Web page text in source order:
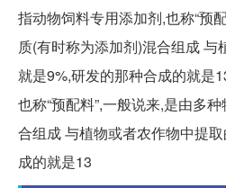
指动物饲料专用添加剂,也称“预
质(有时称为添加剂)混合组成 与
就是9%,研发的那种合成的就是
也称“预配料”,一般说来,是由多
合组成 与植物或者农作物中提
成的就是13